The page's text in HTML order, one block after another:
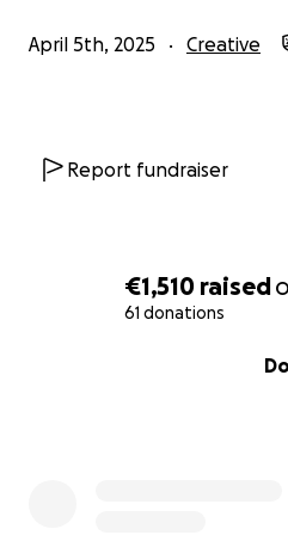
€1,510 raised
61 donations
di tutte quelle persone che
April 5th, 2025 Creative
Report fundraiser